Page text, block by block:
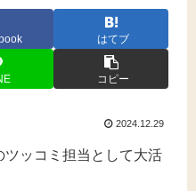
はてブ
コピー
2024.12.29
ッコミ担当として大活